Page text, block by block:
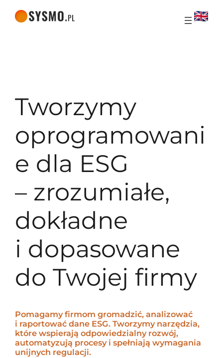
Przejdź
do treści
Tworzymy
oprogramowani
e dla ESG
– zrozumiałe,
dokładne
i dopasowane
do Twojej firmy
Pomagamy firmom gromadzić, analizować
i raportować dane ESG. Tworzymy narzędzia,
które wspierają odpowiedzialny rozwój,
automatyzują procesy i spełniają wymagania
unijnych regulacji.